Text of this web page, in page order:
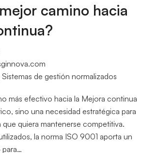
camino hacia
Sistemas de gestión normalizados
más efectivo hacia la Mejora continua
sino una necesidad estratégica para
quiera mantenerse competitiva.
la norma ISO 9001 aporta un